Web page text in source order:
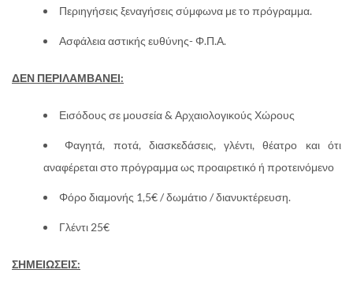
Περιηγήσεις ξεναγήσεις σύμφωνα με το πρόγραμμα.
Ασφάλεια αστικής ευθύνης- Φ.Π.Α.
ΔΕΝ ΠΕΡΙΛΑΜΒΑΝΕΙ:
Εισόδους σε μουσεία & Αρχαιολογικούς Χώρους
Φαγητά, ποτά, διασκεδάσεις, γλέντι, θέατρο και ότι
αναφέρεται στο πρόγραμμα ως προαιρετικό ή προτεινόμενο
Φόρο διαμονής 1,5€ / δωμάτιο / διανυκτέρευση.
Γλέντι 25€
ΣΗΜΕΙΩΣΕΙΣ: